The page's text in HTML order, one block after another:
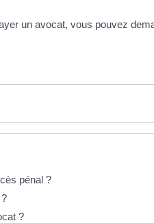
un avocat, vous pouvez
pénal ?
?